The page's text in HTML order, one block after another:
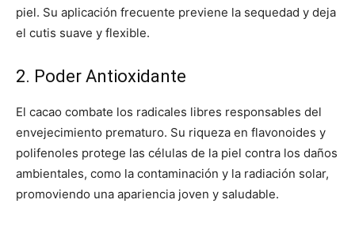
piel. Su aplicación frecuente previene la sequedad y deja
el cutis suave y flexible.
2. Poder Antioxidante
El cacao combate los radicales libres responsables del
envejecimiento prematuro. Su riqueza en flavonoides y
polifenoles protege las células de la piel contra los daños
ambientales, como la contaminación y la radiación solar,
promoviendo una apariencia joven y saludable.